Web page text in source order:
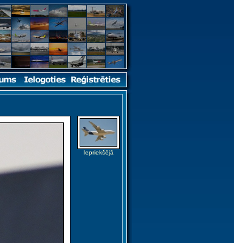
Iepriekšējā